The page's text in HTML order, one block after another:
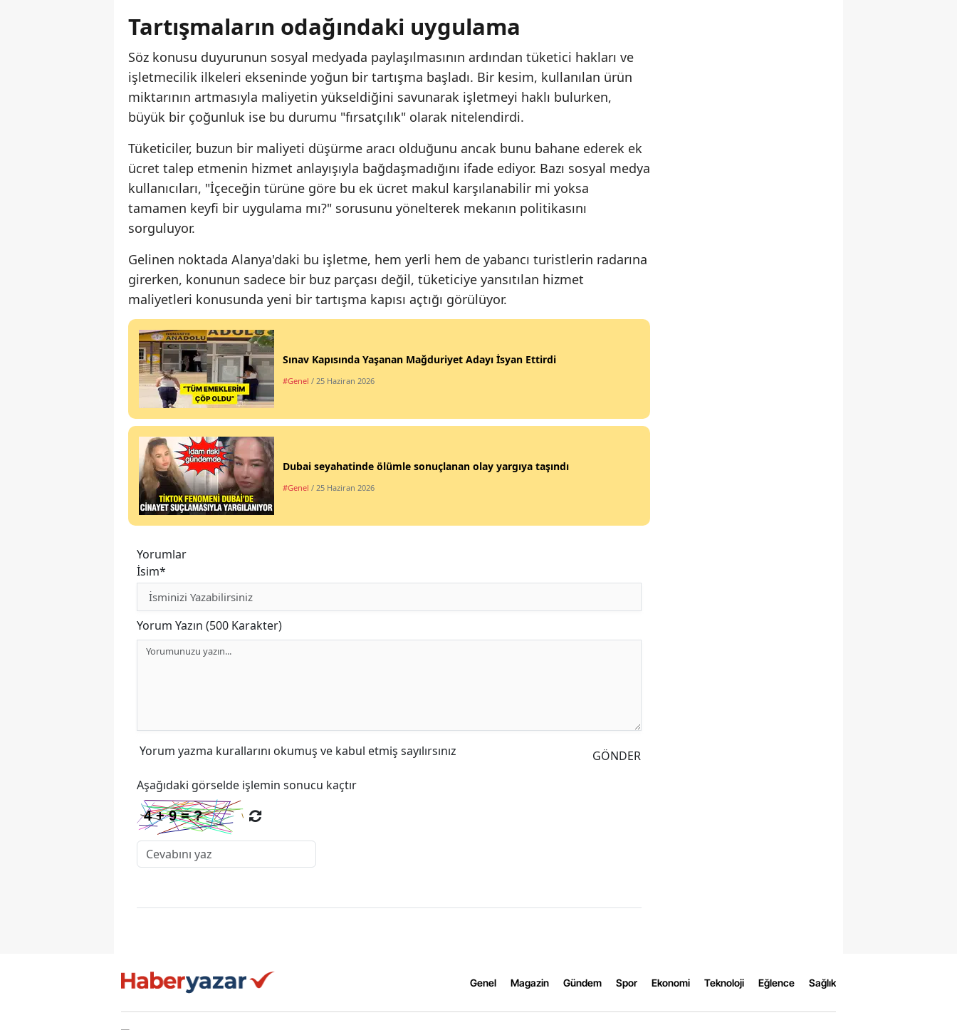
Tartışmaların odağındaki uygulama
Söz konusu duyurunun sosyal medyada paylaşılmasının ardından tüketici hakları ve
işletmecilik ilkeleri ekseninde yoğun bir tartışma başladı. Bir kesim, kullanılan ürün
miktarının artmasıyla maliyetin yükseldiğini savunarak işletmeyi haklı bulurken,
büyük bir çoğunluk ise bu durumu "fırsatçılık" olarak nitelendirdi.
Tüketiciler, buzun bir maliyeti düşürme aracı olduğunu ancak bunu bahane ederek ek
ücret talep etmenin hizmet anlayışıyla bağdaşmadığını ifade ediyor. Bazı sosyal medya
kullanıcıları, "İçeceğin türüne göre bu ek ücret makul karşılanabilir mi yoksa
tamamen keyfi bir uygulama mı?" sorusunu yönelterek mekanın politikasını
sorguluyor.
Gelinen noktada Alanya'daki bu işletme, hem yerli hem de yabancı turistlerin radarına
girerken, konunun sadece bir buz parçası değil, tüketiciye yansıtılan hizmet
maliyetleri konusunda yeni bir tartışma kapısı açtığı görülüyor.
Sınav Kapısında Yaşanan Mağduriyet Adayı İsyan Ettirdi
#Genel / 25 Haziran 2026
Dubai seyahatinde ölümle sonuçlanan olay yargıya taşındı
#Genel / 25 Haziran 2026
Yorumlar
İsim*
Yorum Yazın (500 Karakter)
GÖNDER
Yorum yazma kurallarını okumuş ve kabul etmiş sayılırsınız
Aşağıdaki görselde işlemin sonucu kaçtır
Genel Magazin Gündem Spor Ekonomi Teknoloji Eğlence Sağlık